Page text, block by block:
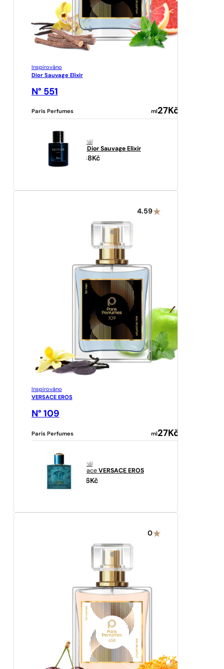
Inspirováno
Dior Sauvage Elixir
N° 551
Paris Perfumes ml27Kč
originál
Dior Sauvage Elixir
7038Kč
4.59
Inspirováno
VERSACE EROS
N° 109
Paris Perfumes ml 27Kč
originál
Versace VERSACE EROS
3516Kč
0